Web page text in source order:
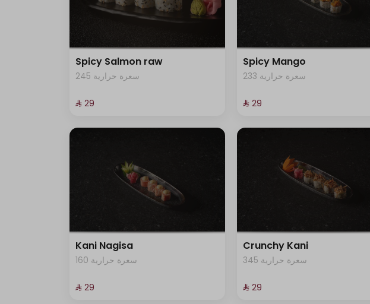
Spicy Salmon raw
245 سعرة حرارية
⁨⁦‪‬ 29⁩
Spicy Mango
233 سعرة حرارية
⁨⁦‪‬ 29⁩
Kani Nagisa
160 سعرة حرارية
⁨⁦‪‬ 29⁩
Crunchy Kani
345 سعرة حرارية
⁨⁦‪‬ 29⁩